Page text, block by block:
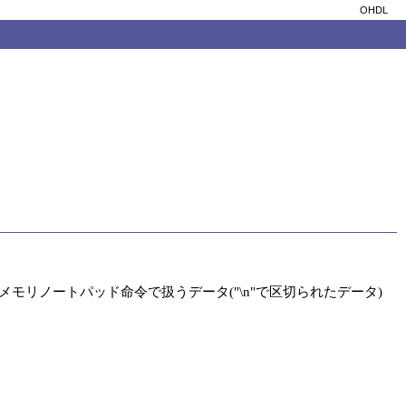
OHDL
モリノートパッド命令で扱うデータ("\n"で区切られたデータ)